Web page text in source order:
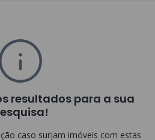
resultados para a sua
caso surjam imóveis com estas